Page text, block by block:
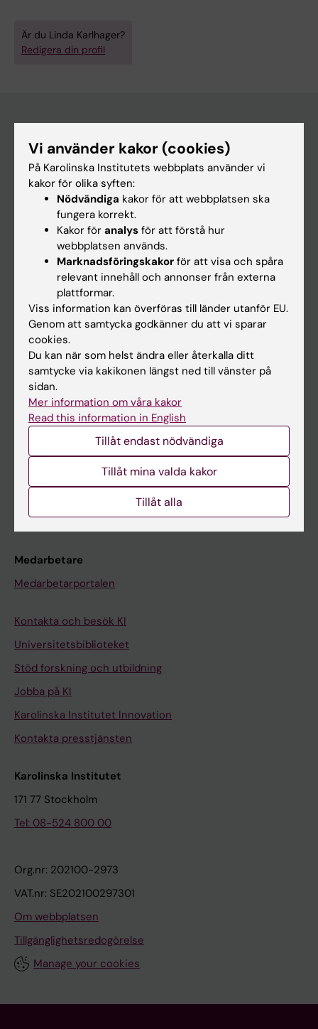
Är du Linda Karlhager?
Redigera din profil
Huvudmeny
Utbildning
Forskarutbildning
Forskning
Nyheter
Kalender
Student
Ladok
Canvas
Kurs- och programwebbar
Student på KI
Medarbetare
Medarbetarportalen
Kontakta och besök KI
Universitetsbiblioteket
Stöd forskning och utbildning
Jobba på KI
Karolinska Institutet Innovation
Kontakta presstjänsten
Karolinska Institutet
171 77 Stockholm
Tel: 08-524 800 00
Org.nr: 202100-2973
VAT.nr: SE202100297301
Om webbplatsen
Tillgänglighetsredogörelse
Manage your cookies
Vi använder kakor (cookies)
På Karolinska Institutets webbplats använder vi
kakor för olika syften:
Nödvändiga kakor för att webbplatsen ska
fungera korrekt.
Kakor för analys för att förstå hur
webbplatsen används.
Marknadsföringskakor för att visa och spåra
relevant innehåll och annonser från externa
plattformar.
Viss information kan överföras till länder utanför EU.
Genom att samtycka godkänner du att vi sparar
cookies.
Du kan när som helst ändra eller återkalla ditt
samtycke via kakikonen längst ned till vänster på
sidan.
Mer information om våra kakor
Read this information in English
Tillåt endast nödvändiga
Tillåt mina valda kakor
Tillåt alla